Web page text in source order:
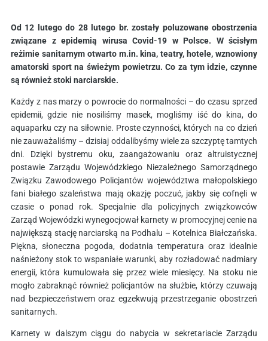
Od 12 lutego do 28 lutego br. zostały poluzowane obostrzenia
związane z epidemią wirusa Covid-19 w Polsce. W ścisłym
reżimie sanitarnym otwarto m.in. kina, teatry, hotele, wznowiony
amatorski sport na świeżym powietrzu. Co za tym idzie, czynne
są również stoki narciarskie.
Każdy z nas marzy o powrocie do normalności – do czasu sprzed
epidemii, gdzie nie nosiliśmy masek, mogliśmy iść do kina, do
aquaparku czy na siłownie. Proste czynności, których na co dzień
nie zauważaliśmy – dzisiaj oddalibyśmy wiele za szczyptę tamtych
dni. Dzięki bystremu oku, zaangażowaniu oraz altruistycznej
postawie Zarządu Wojewódzkiego Niezależnego Samorządnego
Związku Zawodowego Policjantów województwa małopolskiego
fani białego szaleństwa mają okazję poczuć, jakby się cofnęli w
czasie o ponad rok. Specjalnie dla policyjnych związkowców
Zarząd Wojewódzki wynegocjował karnety w promocyjnej cenie na
największą stację narciarską na Podhalu – Kotelnica Białczańska.
Piękna, słoneczna pogoda, dodatnia temperatura oraz idealnie
naśnieżony stok to wspaniałe warunki, aby rozładować nadmiary
energii, która kumulowała się przez wiele miesięcy. Na stoku nie
mogło zabraknąć również policjantów na służbie, którzy czuwają
nad bezpieczeństwem oraz egzekwują przestrzeganie obostrzeń
sanitarnych.
Karnety w dalszym ciągu do nabycia w sekretariacie Zarządu